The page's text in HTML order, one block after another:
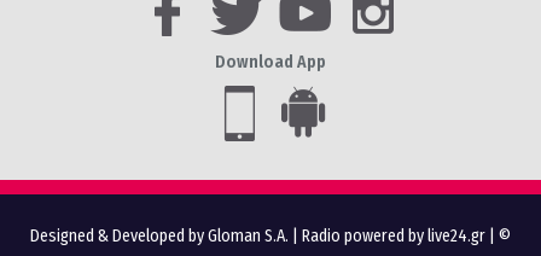
Download App
Designed & Developed by Gloman S.A. Radio powered by live24.gr | ©